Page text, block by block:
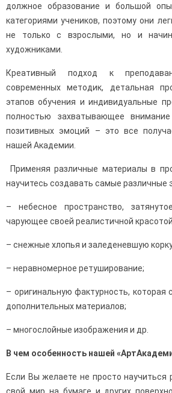
должное образование и большой
категориями учеников, поэтому они
не только с взрослыми, но и
художниками.
Креативный подход к
современных методик, детальная
этапов обучения и индивидуальные
полностью захватывающее
позитивных эмоций – это все
нашей Академии.
Применяя различные материалы в
научитесь создавать самые различные
– небесное пространство,
чарующее своей реалистичной
– снежные хлопья и заледеневшую
– неравномерное ретуширование;
– оригинальную фактурность, которая
дополнительных материалов;
– многослойные изображения и др.
В чем особенность нашей
Если Вы желаете не просто научиться
свой мир на бумаге и других